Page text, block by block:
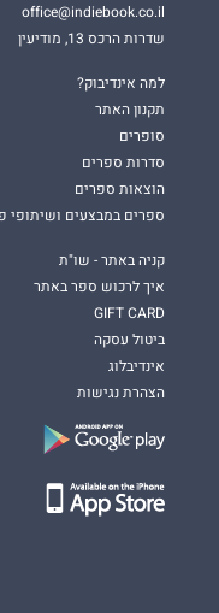
office@indiebook.co.il
שדרות הרכס 13, מודיעין
למה אינדיבוק?
תקנון האתר
סופרים
סדרות ספרים
הוצאות ספרים
ספרים במבצעים ושיתופי
קניה באתר - שו"ת
איך לרכוש ספר באתר
GIFT CARD
ביטול עסקה
אינדיבלוג
הצהרת נגישות